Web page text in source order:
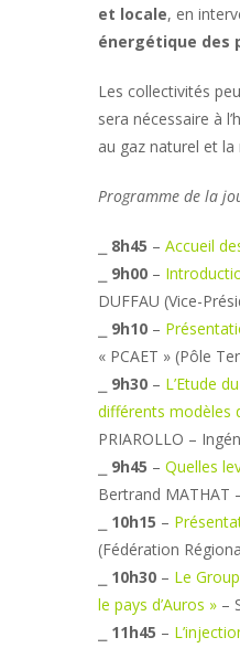
et locale, en
énergétique des
Les collectivités
sera nécessaire à
au gaz naturel et
Programme de la
8h45 – Accueil
9h00 –
DUFFAU (Vice-
9h10 –
« PCAET » (Pôle
9h30 – L’Etude
différents modèles
PRIAROLLO –
9h45 – Quelles
Bertrand MATHAT
10h15 –
(Fédération
10h30 – Le
le pays d’Auros » –
11h45 –